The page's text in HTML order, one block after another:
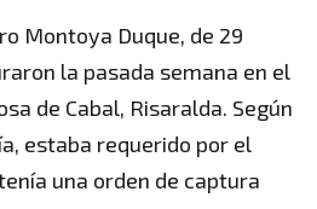
Montoya Duque, de 29
la pasada semana en el
de Cabal, Risaralda. Según
estaba requerido por el
una orden de captura